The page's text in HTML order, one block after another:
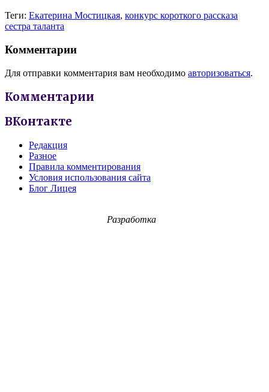
Теги: Екатерина Мостицкая, конкурс короткого рассказа
сестра таланта
Комментарии
Для отправки комментария вам необходимо авторизоваться.
Комментарии
ВКонтакте
Редакция
Разное
Правила комментирования
Условия использования сайта
Блог Лицея
Разработка